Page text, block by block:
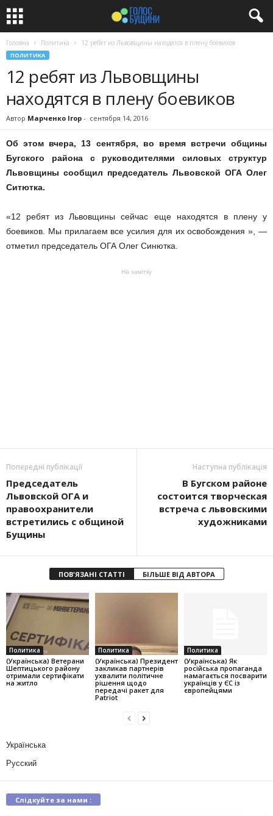
Головна Политика 12 ребят из Львовщины находятся в плену боевиков
ПОЛИТИКА
12 ребят из Львовщины
находятся в плену боевиков
Автор Марченко Ігор - сентября 14, 2016
Об этом вчера, 13 сентября, во время встречи общины
Бугского района с руководителями силовых структур
Львовщины сообщил председатель Львовской ОГА Олег
Ситютка.
«12 ребят из Львовщины сейчас еще находятся в плену у
боевиков. Мы прилагаем все усилия для их освобождения », —
отметил председатель ОГА Олег Синютка.
На замітку
Попередні публікації
Председатель
Львовской ОГА и
правоохранители
встретились с общиной
Бущины
Наступна публікація
В Бугском районе
состоится творческая
встреча с львовскими
художниками
ПОВ'ЯЗАНІ СТАТТІ БІЛЬШЕ ВІД АВТОРА
Политика
(Українська) Ветерани
Шептицького району
отримали сертифікати
на житло
Политика
(Українська) Президент
закликав партнерів
ухвалити політичне
рішення щодо
передачі ракет для
Patriot
Политика
(Українська) Як
російська пропаганда
намагається посварити
українців у ЄС із
європейцями
Українська
Русский
Слідкуйте за нами :